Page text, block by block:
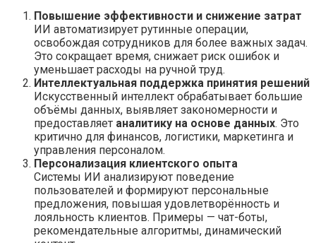
Повышение эффективности и снижение затрат
ИИ автоматизирует рутинные операции,
освобождая сотрудников для более важных задач.
Это сокращает время, снижает риск ошибок и
уменьшает расходы на ручной труд.
Интеллектуальная поддержка принятия решений
Искусственный интеллект обрабатывает большие
объёмы данных, выявляет закономерности и
предоставляет аналитику на основе данных. Это
критично для финансов, логистики, маркетинга и
управления персоналом.
Персонализация клиентского опыта
Системы ИИ анализируют поведение
пользователей и формируют персональные
предложения, повышая удовлетворённость и
лояльность клиентов. Примеры — чат-боты,
рекомендательные алгоритмы, динамический